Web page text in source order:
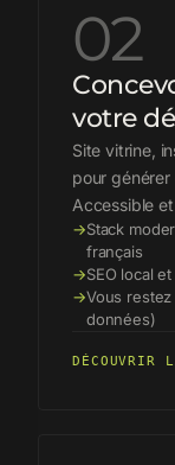
02
votre
Site vitrine,
pour
Accessible
→Stack
français
→SEO local
→Vous
données)
DÉCOUVRIR